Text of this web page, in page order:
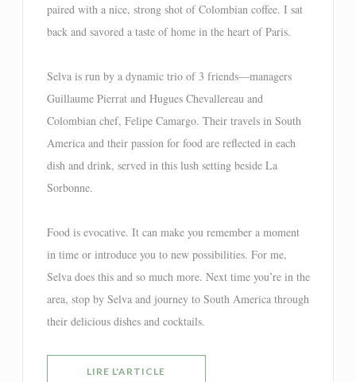
paired with a nice, strong shot of Colombian coffee. I sat
back and savored a taste of home in the heart of Paris.
Selva is run by a dynamic trio of 3 friends—managers
Guillaume Pierrat and Hugues Chevallereau and
Colombian chef, Felipe Camargo. Their travels in South
America and their passion for food are reflected in each
dish and drink, served in this lush setting beside La
Sorbonne.
Food is evocative. It can make you remember a moment
in time or introduce you to new possibilities. For me,
Selva does this and so much more. Next time you’re in the
area, stop by Selva and journey to South America through
their delicious dishes and cocktails.
LIRE L'ARTICLE